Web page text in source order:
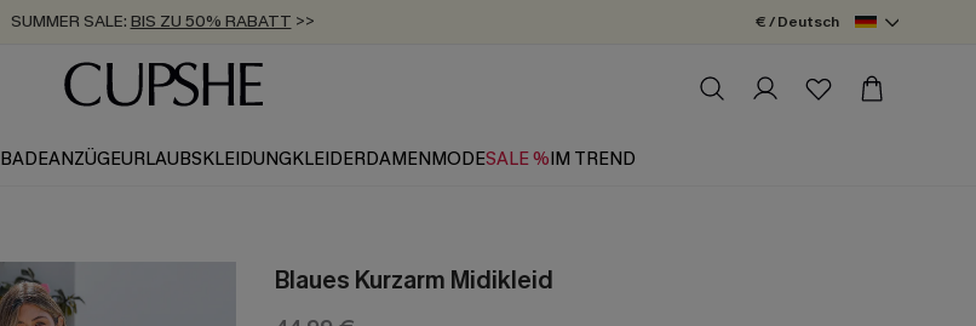
SUMMER SALE: BIS ZU 50% RABATT >> € / Deutsch
BADEANZÜGEURLAUBSKLEIDUNGKLEIDERDAMENMODESALE %IM TREND
Blaues Kurzarm Midikleid